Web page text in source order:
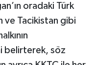
oradaki Türk
ve Tacikistan gibi
belirterek, söz